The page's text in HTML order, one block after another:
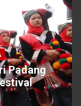
Padang